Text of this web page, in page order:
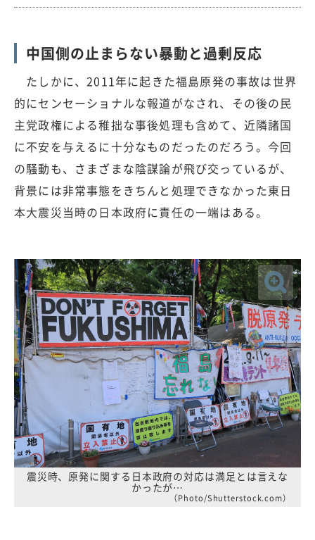
中国側の止まらない暴動と過剰反応
たしかに、2011年に起きた福島原発の事故は世界
的にセンセーショナルな報道がなされ、その後の民
主党政権による稚拙な事後処理も含めて、近隣諸国
に不安を与えるに十分なものだったのだろう。今回
の騒動も、さまざまな陰謀論が飛び交っているが、
背景には非常事態をきちんと処理できなかった東日
本大震災当時の日本政府に責任の一端はある。
震災時、原発に関する日本政府の対応は満足とは言えな
かったが…
（Photo/Shutterstock.com）